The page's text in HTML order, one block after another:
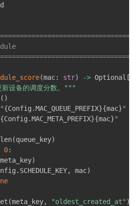
(mac: str) -> Optional [
设备的调度分数。"""
( )
{Config .MAC_QUEUE_PREFIX}{mac}"
{Config .MAC_META_PREFIX}{mac}"
(queue_key)
0:
meta_key)
. SCHEDULE_KEY, mac)
(meta_key, "oldest_created_at" )